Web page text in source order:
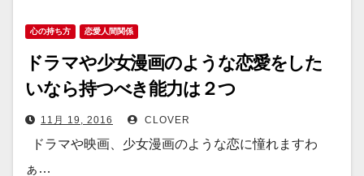
心の持ち方 恋愛人間関係
ドラマや少女漫画のような恋愛をした
いなら持つべき能力は２つ
11月 19, 2016 CLOVER
ドラマや映画、少女漫画のような恋に憧れますわ
ぁ…